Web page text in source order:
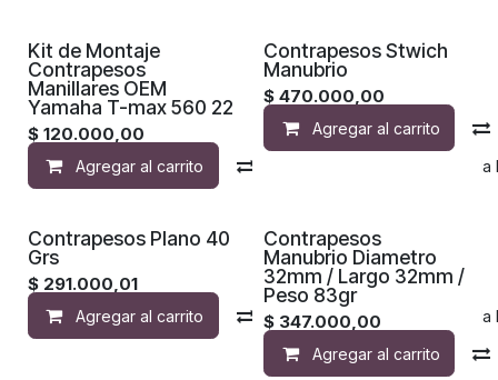
Kit de Montaje
Contrapesos
Manillares OEM
Yamaha T-max 560 22
$ 120.000,00
Agregar al carrito Agregar a
Contrapesos Stwich
Manubrio
$470.000,00
Agregar al carrito
Contrapesos Plano 40
Grs
$ 291.000,01
Agregar al carrito Compara Agregar a
Contrapesos
Manubrio Diametro
32mm / Largo 32mm /
Peso 83gr
$ 347.000,00
Agregar al carrito